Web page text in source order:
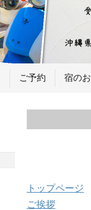
ご予約 宿の
トップページ
ご挨拶